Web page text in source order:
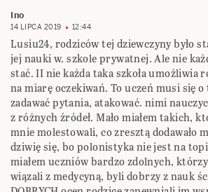
Ino
14 LIPCA 2019 12:44
Lusiu24, rodziców tej dziewczyny było
jej nauki w. szkole prywatnej. Ale nie
stać. II nie każda taka szkoła umożliwia
na miarę oczekiwań. To uczeń musi się
zadawać pytania, atakować. nimi
z różnych źródeł. Mało miałem takich,
mnie molestowali, co zresztą dodawało
dziwię się, bo polonistyka nie jest na
miałem uczniów bardzo zdolnych,
wiązali z medycyną, byli dobrzy z nauk